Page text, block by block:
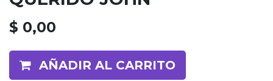
$ 0,00
AÑADIR AL CARRITO